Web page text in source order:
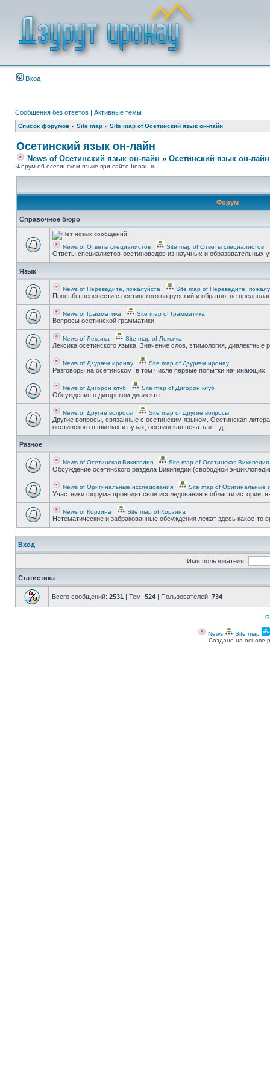
Вход
Сообщения без ответов | Активные темы
Список форумов » Site map » Site map of Осетинский язык он-лайн
Осетинский язык он-лайн
News of Осетинский язык он-лайн » Осетинский язык он-лайн
Форум об осетинском языке при сайте Ironau.ru
Форум
Справочное бюро
News of Ответы специалистов Site map of Ответы специалистов
Ответы специалистов-осетиноведов из научных и
Язык
News of Переведите, пожалуйста Site map of Переведите,
Просьбы перевести с осетинского на русский и обратно, не
News of Грамматика Site map of Грамматика
Вопросы осетинской грамматики.
News of Лексика Site map of Лексика
Лексика осетинского языка. Значение слов, этимология, диалектные
News of Дзурæм иронау Site map of Дзурæм иронау
Разговоры на осетинском, в том числе первые попытки начинающих.
News of Дигорон клуб Site map of Дигорон клуб
Обсуждения о дигорском диалекте.
News of Другие вопросы Site map of Другие вопросы
Другие вопросы, связанные с осетинским языком. Осетинская
осетинского в школах и вузах, осетинская печать и т. д.
Разное
News of Осетинская Википедия Site map of Осетинская Википедия
Обсуждение осетинского раздела Википедии (свободной
News of Оригинальные исследования Site map of Оригинальные
Участники форума проводят свои исследования в области истории,
News of Корзина Site map of Корзина
Нетематические и забракованные обсуждения лежат здесь какое-то
Вход
Имя пользователя:
Статистика
Всего сообщений: 2531 | Тем: 524 | Пользователей: 734
News Site map
Создано на основе